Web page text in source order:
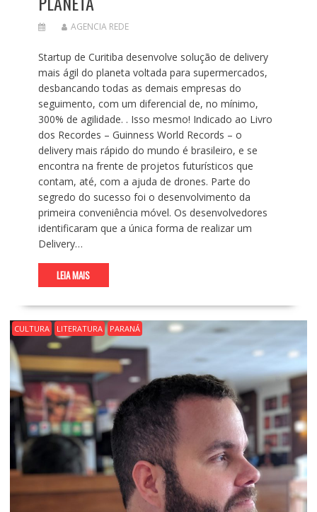
AGENCIA REDE
Startup de Curitiba desenvolve solução de delivery
mais ágil do planeta voltada para supermercados,
desbancando todas as demais empresas do
seguimento, com um diferencial de, no mínimo,
300% de agilidade. . Isso mesmo! Indicado ao Livro
dos Recordes – Guinness World Records – o
delivery mais rápido do mundo é brasileiro, e se
encontra na frente de projetos futurísticos que
contam, até, com a ajuda de drones. Parte do
segredo do sucesso foi o desenvolvimento da
primeira conveniência móvel. Os desenvolvedores
identificaram que a única forma de realizar um
Delivery…
LEIA MAIS
CULTURA LITERATURA PARANÁ